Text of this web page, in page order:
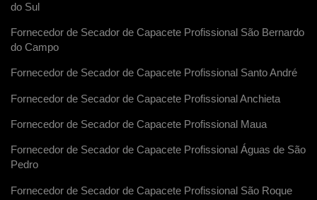
do Sul
Fornecedor de Secador de Capacete Profissional São Bernardo
do Campo
Fornecedor de Secador de Capacete Profissional Santo André
Fornecedor de Secador de Capacete Profissional Anchieta
Fornecedor de Secador de Capacete Profissional Maua
Fornecedor de Secador de Capacete Profissional Águas de São
Pedro
Fornecedor de Secador de Capacete Profissional São Roque